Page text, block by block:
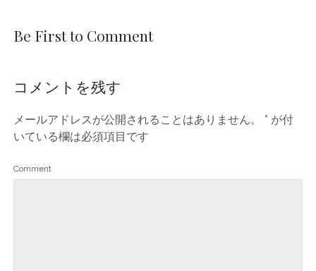
Be First to Comment
コメントを残す
メールアドレスが公開されることはありません。 * が付
いている欄は必須項目です
Comment